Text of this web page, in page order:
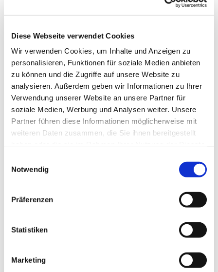
Diese Webseite verwendet Cookies
Wir verwenden Cookies, um Inhalte und Anzeigen zu
personalisieren, Funktionen für soziale Medien anbieten
zu können und die Zugriffe auf unsere Website zu
analysieren. Außerdem geben wir Informationen zu Ihrer
Verwendung unserer Website an unsere Partner für
soziale Medien, Werbung und Analysen weiter. Unsere
Partner führen diese Informationen möglicherweise mit
weiteren Daten zusammen, die Sie ihnen bereitgestellt
Notwendig
Präferenzen
Statistiken
Marketing
Dies könnte Sie auch
interessieren